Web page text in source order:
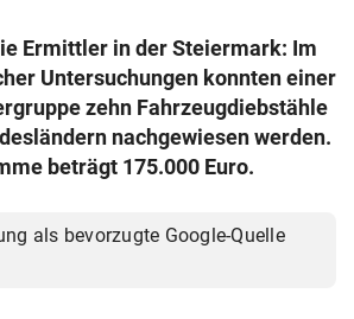
& Co KG 2026
Ermittler in der Steiermark: Im
Untersuchungen konnten einer
zehn Fahrzeugdiebstähle
nachgewiesen werden.
beträgt 175.000 Euro.
als bevorzugte Google-Quelle